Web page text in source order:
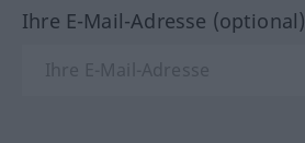
Ihre E-Mail-Adresse (optional)